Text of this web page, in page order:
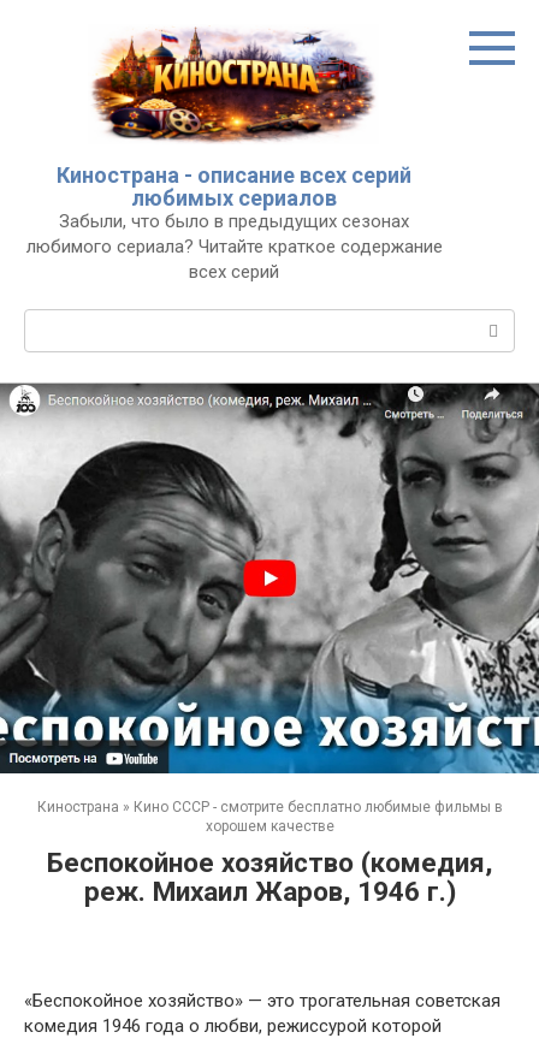
Кинострана - описание всех серий
любимых сериалов
Забыли, что было в предыдущих сезонах
любимого сериала? Читайте краткое содержание
всех серий
Кинострана » Кино СССР - смотрите бесплатно любимые фильмы в
хорошем качестве
Беспокойное хозяйство (комедия,
реж. Михаил Жаров, 1946 г.)
«Беспокойное хозяйство» — это трогательная советская
комедия 1946 года о любви, режиссурой которой